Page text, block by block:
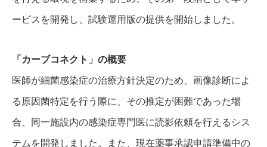
ービスを開発し、試験運用版の提供を開始しました。
「カーブコネクト」の概要
医師が細菌感染症の治療方針決定のため、画像診断によ
る原因菌特定を行う際に、その推定が困難であった場
合、同一施設内の感染症専門医に読影依頼を行えるシス
テムを開発しました。また、現在薬事承認申請準備中の